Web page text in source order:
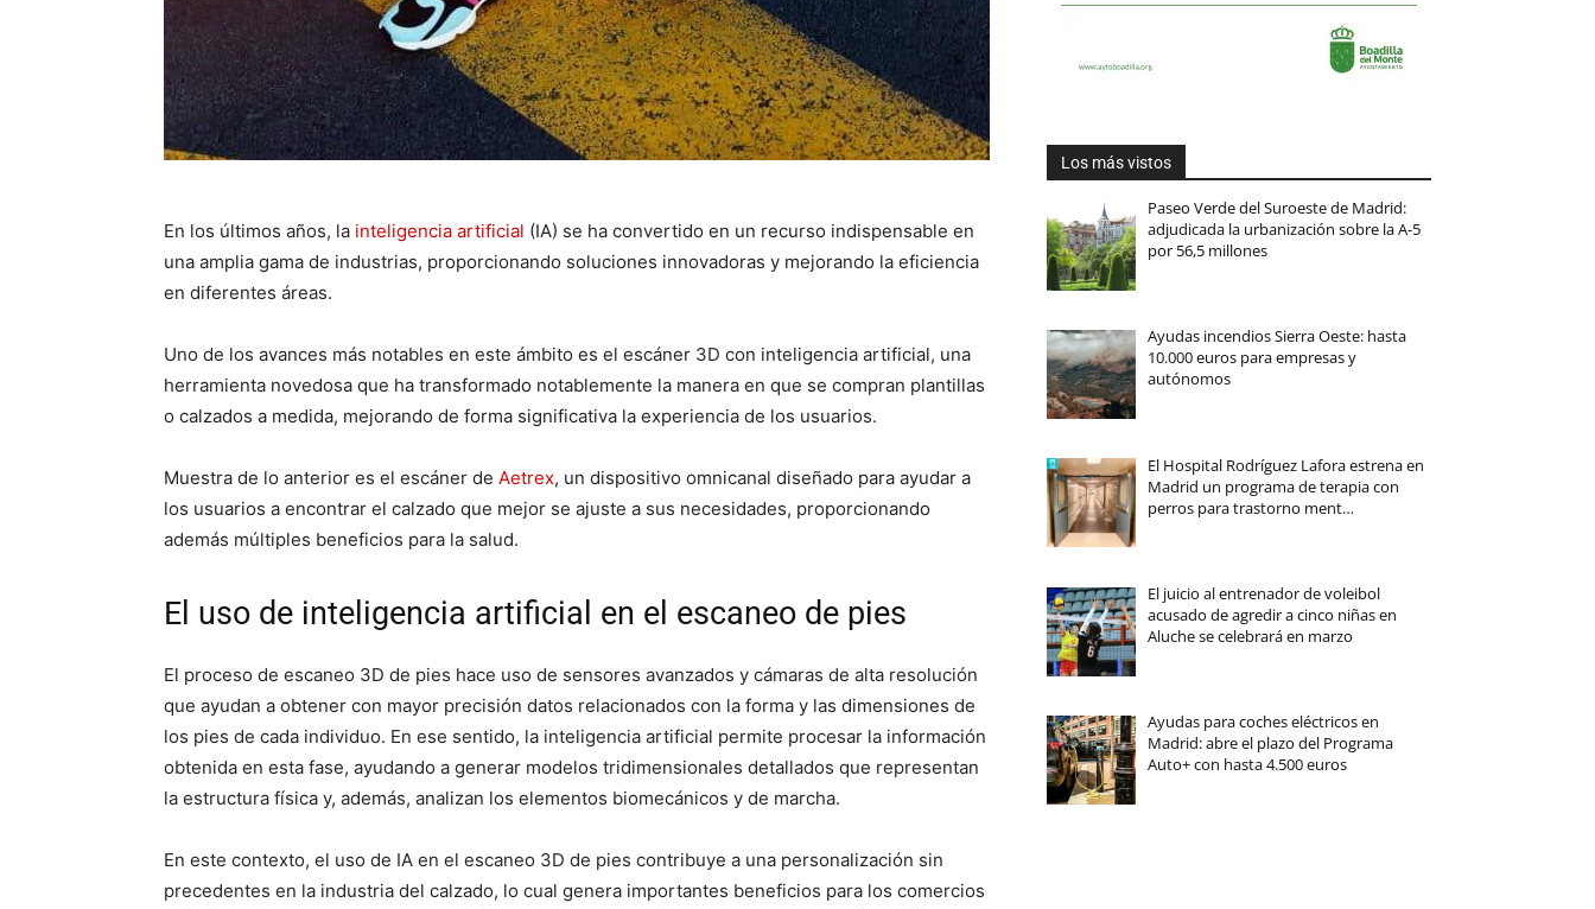
En los últimos años, la inteligencia artificial (IA) se ha convertido en un recurso indispensable en
una amplia gama de industrias, proporcionando soluciones innovadoras y mejorando la eficiencia
en diferentes áreas.
Uno de los avances más notables en este ámbito es el escáner 3D con inteligencia artificial, una
herramienta novedosa que ha transformado notablemente la manera en que se compran plantillas
o calzados a medida, mejorando de forma significativa la experiencia de los usuarios.
Muestra de lo anterior es el escáner de Aetrex, un dispositivo omnicanal diseñado para ayudar a
los usuarios a encontrar el calzado que mejor se ajuste a sus necesidades, proporcionando
además múltiples beneficios para la salud.
El uso de inteligencia artificial en el escaneo de pies
El proceso de escaneo 3D de pies hace uso de sensores avanzados y cámaras de alta resolución
que ayudan a obtener con mayor precisión datos relacionados con la forma y las dimensiones de
los pies de cada individuo. En ese sentido, la inteligencia artificial permite procesar la información
obtenida en esta fase, ayudando a generar modelos tridimensionales detallados que representan
la estructura física y, además, analizan los elementos biomecánicos y de marcha.
En este contexto, el uso de IA en el escaneo 3D de pies contribuye a una personalización sin
precedentes en la industria del calzado, lo cual genera importantes beneficios para los comercios
Los más vistos
Paseo Verde del Suroeste de Madrid:
adjudicada la urbanización sobre la A-5
por 56,5 millones
Ayudas incendios Sierra Oeste: hasta
10.000 euros para empresas y
autónomos
El Hospital Rodríguez Lafora estrena en
Madrid un programa de terapia con
perros para trastorno ment…
El juicio al entrenador de voleibol
acusado de agredir a cinco niñas en
Aluche se celebrará en marzo
Ayudas para coches eléctricos en
Madrid: abre el plazo del Programa
Auto+ con hasta 4.500 euros